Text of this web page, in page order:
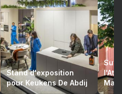
Stand d'exposition
pour Keukens De Abdij